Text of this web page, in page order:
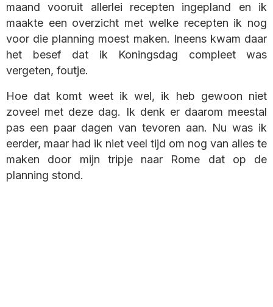
maand vooruit allerlei recepten ingepland en ik
maakte een overzicht met welke recepten ik nog
voor die planning moest maken. Ineens kwam daar
het besef dat ik Koningsdag compleet was
vergeten, foutje.
Hoe dat komt weet ik wel, ik heb gewoon niet
zoveel met deze dag. Ik denk er daarom meestal
pas een paar dagen van tevoren aan. Nu was ik
eerder, maar had ik niet veel tijd om nog van alles te
maken door mijn tripje naar Rome dat op de
planning stond.